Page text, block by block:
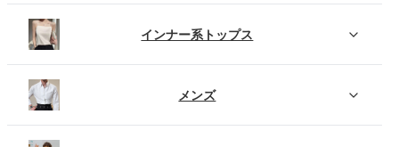
インナー系トップス
メンズ